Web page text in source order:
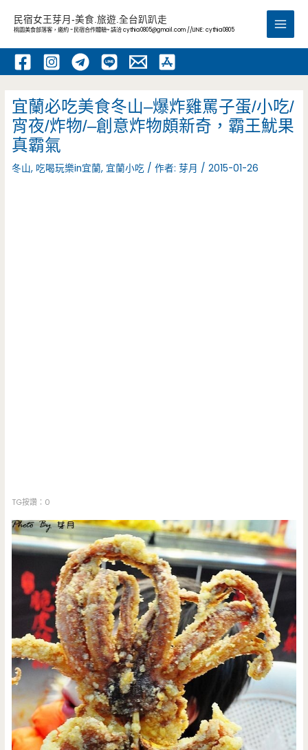
內
民宿女王芽月-美食.旅遊.全台趴趴走
桃園美食部落客，邀約 -民宿合作體驗~ 請洽cythia0805@gmail.com //LINE: cythia0805
Main
宜蘭必吃美食冬山–爆炸雞罵子蛋/小吃/
宵夜/炸物/–創意炸物頗新奇，霸王魷果
真霸氣
冬山, 吃喝玩樂in宜蘭, 宜蘭小吃 / 作者:芽月 /2015-01-26
TG按讚：0